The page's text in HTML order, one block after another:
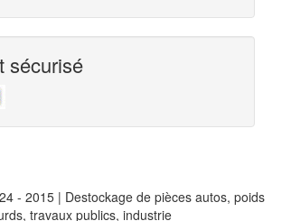
sécurisé
- 2015 | Destockage de pièces autos, poids
travaux publics, industrie